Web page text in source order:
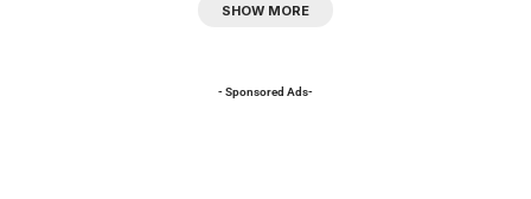
SHOW MORE
- Sponsored Ads-